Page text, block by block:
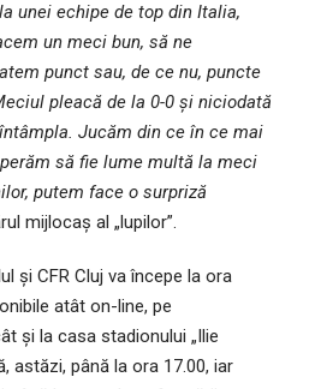
unei echipe de top din Italia,
un meci bun, să ne
punct sau, de ce nu, puncte
pleacă de la 0-0 și niciodată
Jucăm din ce în ce mai
să fie lume multă la meci
putem face o surpriză
mijlocaș al „lupilor”.
și CFR Cluj va începe la ora
atât on-line, pe
și la casa stadionului „Ilie
astăzi, până la ora 17.00, iar